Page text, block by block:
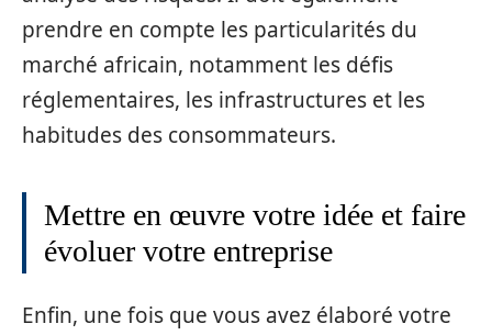
prendre en compte les particularités du
marché africain, notamment les défis
réglementaires, les infrastructures et les
habitudes des consommateurs.
Mettre en œuvre votre idée et faire
évoluer votre entreprise
Enfin, une fois que vous avez élaboré votre